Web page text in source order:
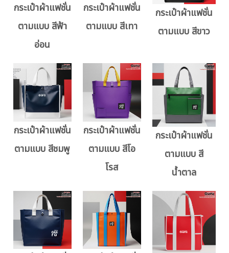
กระเป๋าผ้าแฟชั่น
ตามแบบ สีฟ้า
อ่อน
กระเป๋าผ้าแฟชั่น
ตามแบบ สีเทา
กระเป๋าผ้าแฟชั่น
ตามแบบ สีขาว
กระเป๋าผ้าแฟชั่น
ตามแบบ สีชมพู
กระเป๋าผ้าแฟชั่น
ตามแบบ สีโอ
โรส
กระเป๋าผ้าแฟชั่น
ตามแบบ สี
น้ำตาล